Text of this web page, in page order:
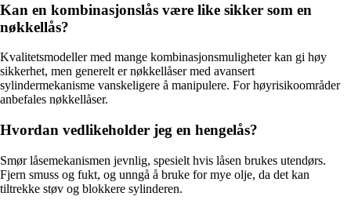
Kan en kombinasjonslås være like sikker som en
nøkkellås?
Kvalitetsmodeller med mange kombinasjonsmuligheter kan gi høy
sikkerhet, men generelt er nøkkellåser med avansert
sylindermekanisme vanskeligere å manipulere. For høyrisikoområder
anbefales nøkkellåser.
Hvordan vedlikeholder jeg en hengelås?
Smør låsemekanismen jevnlig, spesielt hvis låsen brukes utendørs.
Fjern smuss og fukt, og unngå å bruke for mye olje, da det kan
tiltrekke støv og blokkere sylinderen.